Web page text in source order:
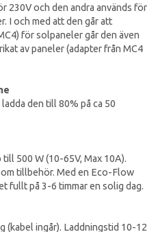
230V och den andra används för
I och med att den går att
för solpaneler går den även
av paneler (adapter från MC4
den till 80% på ca 50
500 W (10-65V, Max 10A).
tillbehör. Med en Eco-Flow
fullt på 3-6 timmar en solig dag.
(kabel ingår). Laddningstid 10-12